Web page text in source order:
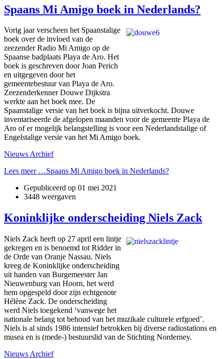
Spaans Mi Amigo boek in Nederlands?
Vorig jaar verscheen het Spaanstalige
boek over de invloed van de
zeezender Radio Mi Amigo op de
Spaanse badplaats Playa de Aro. Het
boek is geschreven door Joan Perich
en uitgegeven door het
gemeentebestuur van Playa de Aro.
Zeezenderkenner Douwe Dijkstra
werkte aan het boek mee. De
Spaanstalige versie van het boek is bijna uitverkocht. Douwe
inventariseerde de afgelopen maanden voor de gemeente Playa de
Aro of er mogelijk belangstelling is voor een Nederlandstalige of
Engelstalige versie van het Mi Amigo boek.
Nieuws Archief
Lees meer …Spaans Mi Amigo boek in Nederlands?
Gepubliceerd op 01 mei 2021
3448 weergaven
Koninklijke onderscheiding Niels Zack
Niels Zack heeft op 27 april een lintje
gekregen en is benoemd tot Ridder in
de Orde van Oranje Nassau. Niels
kreeg de Koninklijke onderscheiding
uit handen van Burgemeester Jan
Nieuwenburg van Hoorn, het werd
hem opgespeld door zijn echtgenote
Hélène Zack. De onderscheiding
werd Niels toegekend ‘vanwege het
nationale belang tot behoud van het muzikale culturele erfgoed’.
Niels is al sinds 1986 intensief betrokken bij diverse radiostations en
musea en is (mede-) bestuurslid van de Stichting Norderney.
Nieuws Archief